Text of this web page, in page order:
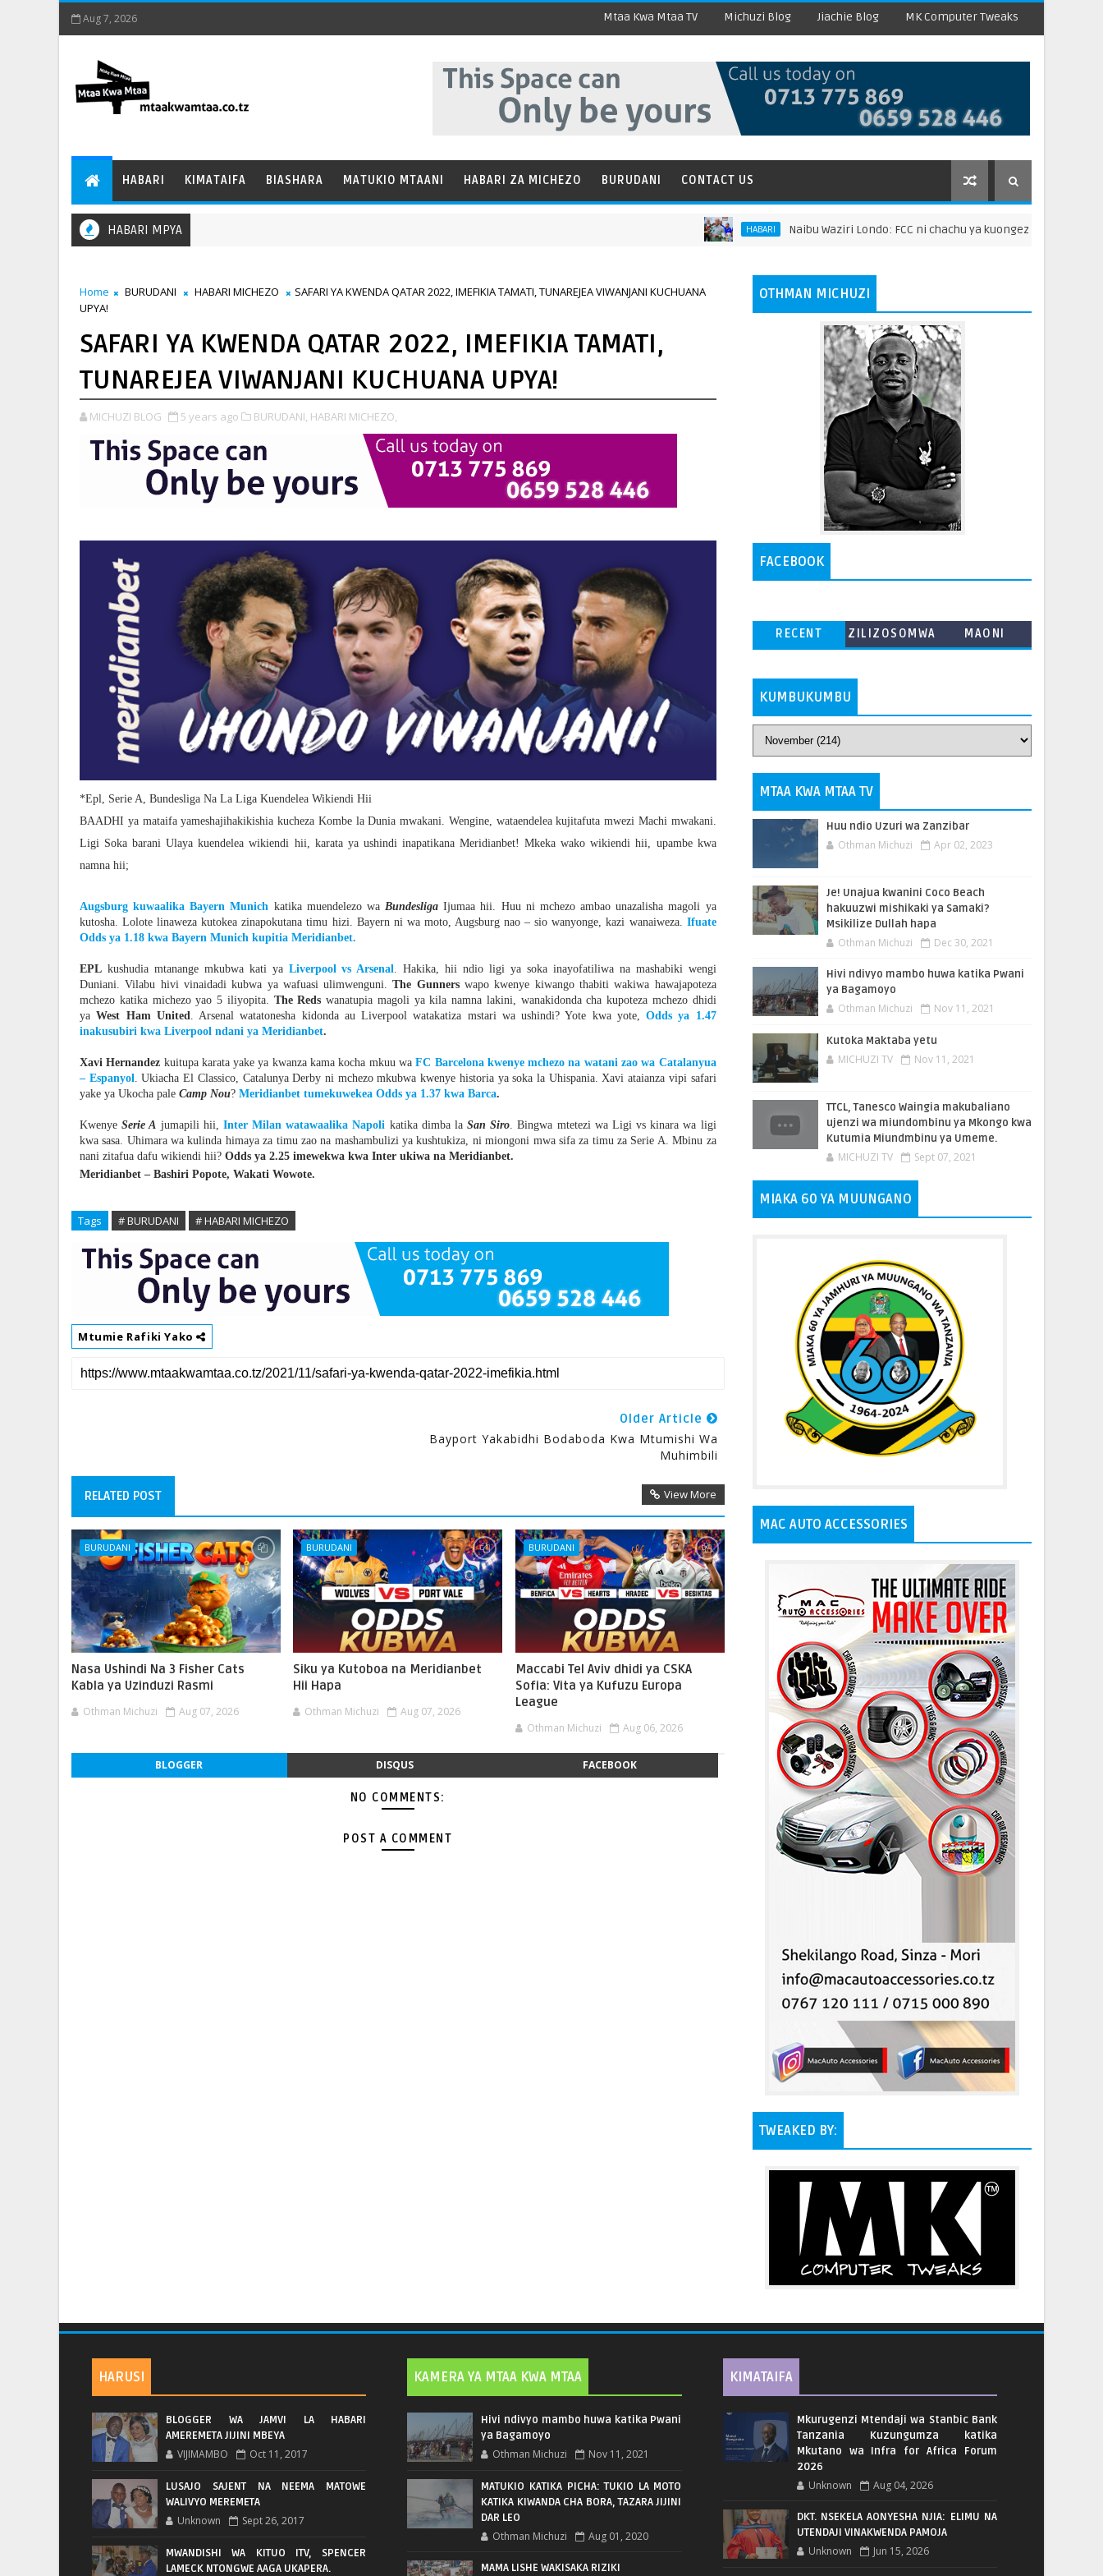
Aug 7, 2026 Mtaa Kwa Mtaa TV Michuzi Blog Jiachie Blog MK Computer Tweaks
HABARI KIMATAIFA BIASHARA MATUKIO MTAANI HABARI ZA MICHEZO BURUDANI CONTACT US
HABARI MPYA HABARI Naibu Waziri Londo: FCC ni chachu ya kuongeza thamani ya mazao
Home BURUDANI HABARI MICHEZO
SAFARI YA KWENDA QATAR 2022, IMEFIKIA TAMATI, TUNAREJEA VIWANJANI KUCHUANA
UPYA!
SAFARI YA KWENDA QATAR 2022, IMEFIKIA TAMATI,
TUNAREJEA VIWANJANI KUCHUANA UPYA!
MICHUZI BLOG 5 years ago BURUDANI, HABARI MICHEZO,
*Epl, Serie A, Bundesliga Na La Liga Kuendelea Wikiendi Hii
BAADHI ya mataifa yameshajihakikishia kucheza Kombe la Dunia mwakani. Wengine, wataendelea kujitafuta mwezi Machi mwakani.
Ligi Soka barani Ulaya kuendelea wikiendi hii, karata ya ushindi inapatikana Meridianbet! Mkeka wako wikiendi hii, upambe kwa
namna hii;
Augsburg kuwaalika Bayern Munich katika muendelezo wa Bundesliga Ijumaa hii. Huu ni mchezo ambao unazalisha magoli ya
kutosha. Lolote linaweza kutokea zinapokutana timu hizi. Bayern ni wa moto, Augsburg nao – sio wanyonge, kazi wanaiweza. Ifuate
Odds ya 1.18 kwa Bayern Munich kupitia Meridianbet.
EPL kushudia mtanange mkubwa kati ya Liverpool vs Arsenal . Hakika, hii ndio ligi ya soka inayofatiliwa na mashabiki wengi
Duniani. Vilabu hivi vinaidadi kubwa ya wafuasi ulimwenguni.The Gunnerswapo kwenye kiwango thabiti wakiwa hawajapoteza
mchezo katika michezo yao 5 iliyopita. The Reds wanatupia magoli ya kila namna lakini, wanakidonda cha kupoteza mchezo dhidi
yaWest Ham United . Arsenal watatonesha kidonda au Liverpool watakatiza mstari wa ushindi? Yote kwa yote,Odds ya 1.47
inakusubiri kwa Liverpool ndani ya Meridianbet.
Xavi Hernandez kuitupa karata yake ya kwanza kama kocha mkuu waFC Barcelona kwenye mchezo na watani zao wa Catalanyua
– Espanyol . Ukiacha El Classico, Catalunya Derby ni mchezo mkubwa kwenye historia ya soka la Uhispania. Xavi ataianza vipi safari
yake ya Ukocha pale Camp Nou? Meridianbet tumekuwekea Odds ya 1.37 kwa Barca.
KwenyeSerie A jumapili hii, Inter Milan watawaalika Napoli katika dimba laSan Siro . Bingwa mtetezi wa Ligi vs kinara wa ligi
kwa sasa. Uhimara wa kulinda himaya za timu zao na mashambulizi ya kushtukiza, ni miongoni mwa sifa za timu za Serie A. Mbinu za
nani zitafua dafu wikiendi hii? Odds ya 2.25 imewekwa kwa Inter ukiwa na Meridianbet.
Meridianbet – Bashiri Popote, Wakati Wowote.
Tags # BURUDANI # HABARI MICHEZO
Mtumie Rafiki Yako
Older Article
Bayport Yakabidhi Bodaboda Kwa Mtumishi Wa
Muhimbili
RELATED POST View More
BURUDANI
Nasa Ushindi Na 3 Fisher Cats
Kabla ya Uzinduzi Rasmi
Othman Michuzi Aug 07, 2026
BURUDANI
Siku ya Kutoboa na Meridianbet
Hii Hapa
Othman Michuzi Aug 07, 2026
BURUDANI
Maccabi Tel Aviv dhidi ya CSKA
Sofia: Vita ya Kufuzu Europa
League
Othman Michuzi Aug 06, 2026
BLOGGER DISQUS FACEBOOK
NO COMMENTS:
POST A COMMENT
OTHMAN MICHUZI
FACEBOOK
RECENT
ZILIZOSOMWA
MAONI
KUMBUKUMBU
MTAA KWA MTAA TV
Huu ndio Uzuri wa Zanzibar
Othman Michuzi Apr 02, 2023
Je! Unajua kwanini Coco Beach
hakuuzwi mishikaki ya Samaki?
Msikilize Dullah hapa
Othman Michuzi Dec 30, 2021
Hivi ndivyo mambo huwa katika Pwani
ya Bagamoyo
Othman Michuzi Nov 11, 2021
Kutoka Maktaba yetu
MICHUZI TV Nov 11, 2021
TTCL, Tanesco Waingia makubaliano
ujenzi wa miundombinu ya Mkongo kwa
Kutumia Miundmbinu ya Umeme.
MICHUZI TV Sept 07, 2021
MIAKA 60 YA MUUNGANO
MAC AUTO ACCESSORIES
TWEAKED BY:
HARUSI
BLOGGER WA JAMVI LA HABARI
AMEREMETA JIJINI MBEYA
VIJIMAMBO Oct 11, 2017
LUSAJO SAJENT NA NEEMA MATOWE
WALIVYO MEREMETA
Unknown Sept 26, 2017
MWANDISHI WA KITUO ITV, SPENCER
LAMECK NTONGWE AAGA UKAPERA.
KAMERA YA MTAA KWA MTAA
Hivi ndivyo mambo huwa katika Pwani
ya Bagamoyo
Othman Michuzi Nov 11, 2021
MATUKIO KATIKA PICHA: TUKIO LA MOTO
KATIKA KIWANDA CHA BORA, TAZARA JIJINI
DAR LEO
Othman Michuzi Aug 01, 2020
MAMA LISHE WAKISAKA RIZIKI
KIMATAIFA
Mkurugenzi Mtendaji wa Stanbic Bank
Tanzania Kuzungumza katika
Mkutano wa Infra for Africa Forum
2026
Unknown Aug 04, 2026
DKT. NSEKELA AONYESHA NJIA: ELIMU NA
UTENDAJI VINAKWENDA PAMOJA
Unknown Jun 15, 2026